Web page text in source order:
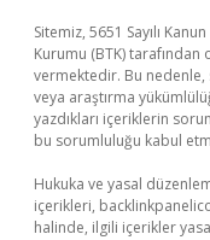
Sitemiz, 5651 Sayılı
Kurumu (BTK) tarafından
vermektedir. Bu
veya araştırma
yazdıkları içeriklerin
bu sorumluluğu kabul
Hukuka ve yasal
içerikleri,
halinde, ilgili içerikler